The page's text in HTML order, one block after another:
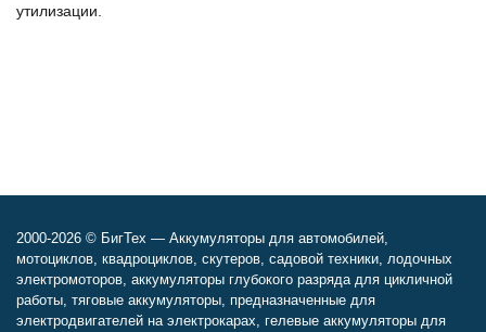
утилизации.
2000-2026 © БигТех — Аккумуляторы для автомобилей,
мотоциклов, квадроциклов, скутеров, садовой техники, лодочных
электромоторов, аккумуляторы глубокого разряда для цикличной
работы, тяговые аккумуляторы, предназначенные для
электродвигателей на электрокарах, гелевые аккумуляторы для